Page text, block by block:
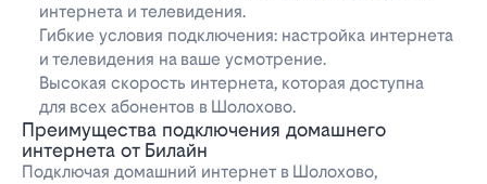
интернета и телевидения.
Гибкие условия подключения: настройка интернета
и телевидения на ваше усмотрение.
Высокая скорость интернета, которая доступна
для всех абонентов в Шолохово.
Преимущества подключения домашнего
интернета от Билайн
Подключая домашний интернет в Шолохово,